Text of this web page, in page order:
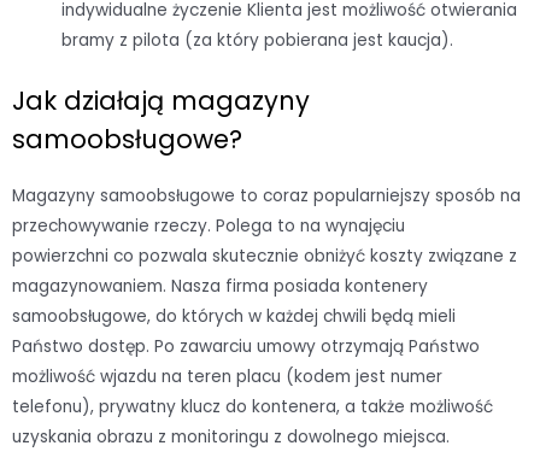
indywidualne życzenie Klienta jest możliwość otwierania
bramy z pilota (za który pobierana jest kaucja).
Jak działają magazyny
samoobsługowe?
Magazyny samoobsługowe to coraz popularniejszy sposób na
przechowywanie rzeczy. Polega to na wynajęciu
powierzchni co pozwala skutecznie obniżyć koszty związane z
magazynowaniem. Nasza firma posiada kontenery
samoobsługowe, do których w każdej chwili będą mieli
Państwo dostęp. Po zawarciu umowy otrzymają Państwo
możliwość wjazdu na teren placu (kodem jest numer
telefonu), prywatny klucz do kontenera, a także możliwość
uzyskania obrazu z monitoringu z dowolnego miejsca.